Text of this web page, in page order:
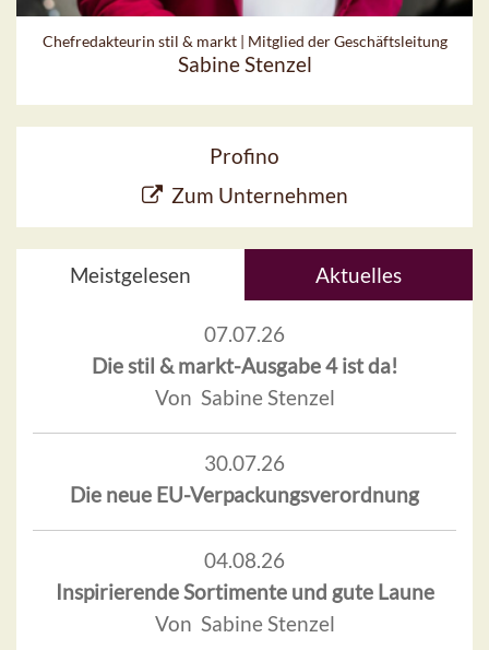
Chefredakteurin stil & markt | Mitglied der Geschäftsleitung
Sabine Stenzel
Profino
Zum Unternehmen
Meistgelesen Aktuelles
07.07.26
Die stil & markt-Ausgabe 4 ist da!
Von Sabine Stenzel
30.07.26
Die neue EU-Verpackungsverordnung
04.08.26
Inspirierende Sortimente und gute Laune
Von Sabine Stenzel